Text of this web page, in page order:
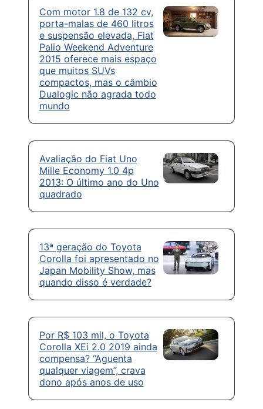
Com motor 1.8 de 132 cv,
porta-malas de 460 litros
e suspensão elevada, Fiat
Palio Weekend Adventure
2015 oferece mais espaço
que muitos SUVs
compactos, mas o câmbio
Dualogic não agrada todo
mundo
Avaliação do Fiat Uno
Mille Economy 1.0 4p
2013: O último ano do Uno
quadrado
13ª geração do Toyota
Corolla foi apresentado no
Japan Mobility Show, mas
quando disso é verdade?
Por R$ 103 mil, o Toyota
Corolla XEi 2.0 2019 ainda
compensa? “Aguenta
qualquer viagem”, crava
dono após anos de uso